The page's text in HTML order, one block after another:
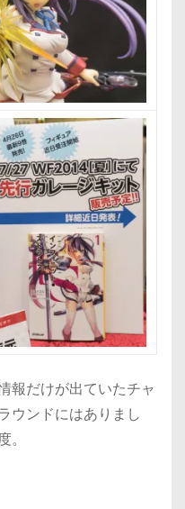
報だけが出ていたチャ
ウンドにはありまし